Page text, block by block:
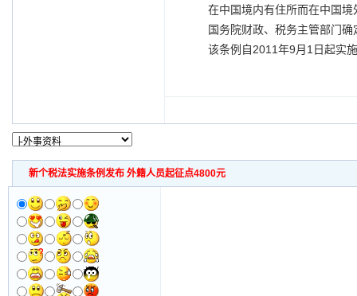
在中国境内有住所而在中国
国务院财政、税务主管部门
该条例自2011年9月1日起实
新个税法实施条例发布 外籍人员起征点4800元